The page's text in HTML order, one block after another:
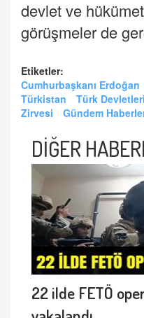
devlet ve
görüşmeler de
Etiketler:
Cumhurbaşkanı Erdoğan
Türkistan
Türk
Zirvesi
Gündem
DİĞER
22 ilde FETÖ